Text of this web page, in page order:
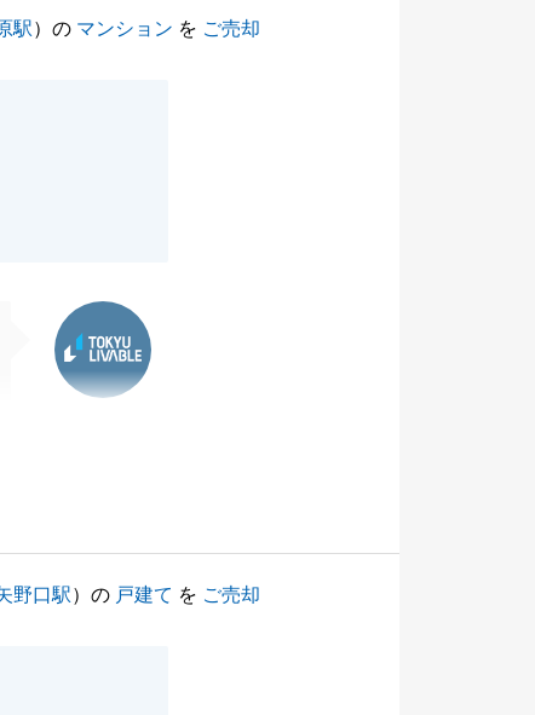
駅）の マンション を ご売却
野口駅）の 戸建て を ご売却